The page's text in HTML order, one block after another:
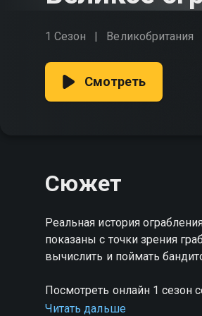
1 Сезон Великобритания
Смотреть
Сюжет
Реальная история
показаны с точки зрения
вычислить и поймать
Посмотреть онлайн 1 сезон
хорошем HD качестве на
Читать дальше